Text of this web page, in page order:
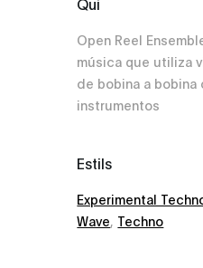
Open Reel
música que utiliza
de bobina a bobina
instrumentos
Estils
Experimental
Wave, Techno